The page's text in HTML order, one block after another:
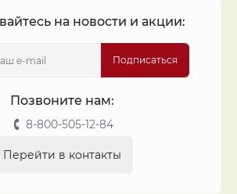
на новости и акции:
Подписаться
Позвоните нам:
8-800-505-12-84
Перейти в контакты